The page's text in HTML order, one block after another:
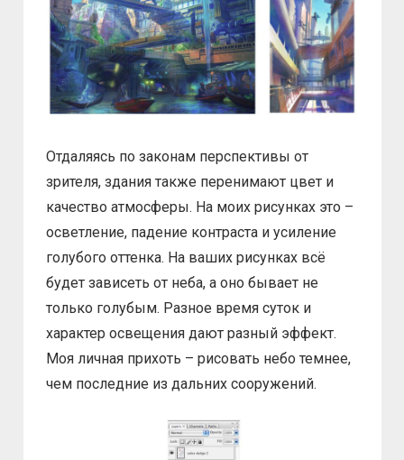
Отдаляясь по законам перспективы от
зрителя, здания также перенимают цвет и
качество атмосферы. На моих рисунках это –
осветление, падение контраста и усиление
голубого оттенка. На ваших рисунках всё
будет зависеть от неба, а оно бывает не
только голубым. Разное время суток и
характер освещения дают разный эффект.
Моя личная прихоть – рисовать небо темнее,
чем последние из дальних сооружений.